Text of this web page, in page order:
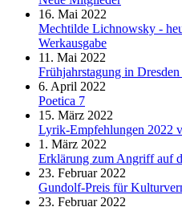
16. Mai 2022
Mechtilde Lichnowsky -
Werkausgabe
11. Mai 2022
Frühjahrstagung in
6. April 2022
Poetica 7
15. März 2022
Lyrik-Empfehlungen 2022
1. März 2022
Erklärung zum Angriff auf
23. Februar 2022
Gundolf-Preis für
23. Februar 2022